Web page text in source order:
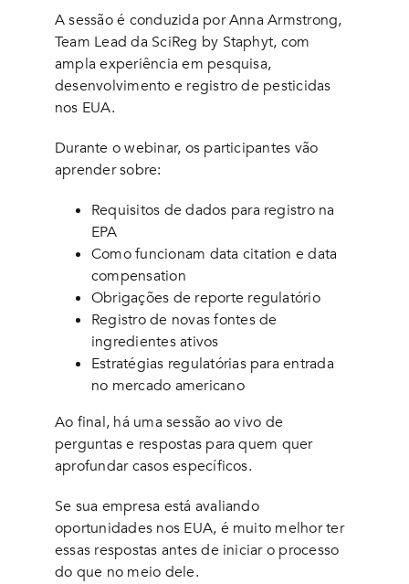
A sessão é conduzida por Anna Armstrong,
Team Lead da SciReg by Staphyt, com
ampla experiência em pesquisa,
desenvolvimento e registro de pesticidas
nos EUA.
Durante o webinar, os participantes vão
aprender sobre:
Requisitos de dados para registro na
EPA
Como funcionam data citation e data
compensation
Obrigações de reporte regulatório
Registro de novas fontes de
ingredientes ativos
Estratégias regulatórias para entrada
no mercado americano
Ao final, há uma sessão ao vivo de
perguntas e respostas para quem quer
aprofundar casos específicos.
Se sua empresa está avaliando
oportunidades nos EUA, é muito melhor ter
essas respostas antes de iniciar o processo
do que no meio dele.